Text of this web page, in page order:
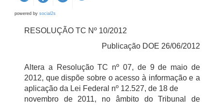
powered by social2s
RESOLUÇÃO TC Nº 10/2012
Publicação DOE 26/06/2012
Altera a Resolução TC nº 07, de 9 de maio de
2012, que dispõe sobre o acesso à informação e a
aplicação da Lei Federal nº 12.527, de 18 de
novembro de 2011, no âmbito do Tribunal de